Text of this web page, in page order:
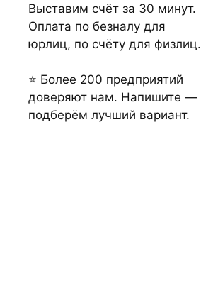
Выставим счёт за 30 минут.
Оплата по безналу для
юрлиц, по счёту для физлиц.
⭐ Более 200 предприятий
доверяют нам. Напишите —
подберём лучший вариант.